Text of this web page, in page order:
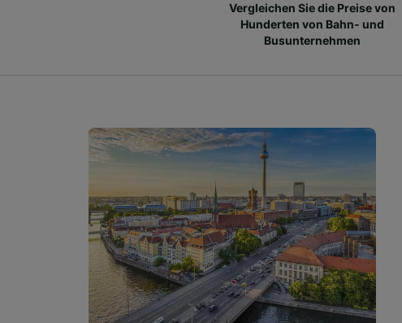
Vergleichen Sie die Preise von
Hunderten von Bahn- und
Busunternehmen